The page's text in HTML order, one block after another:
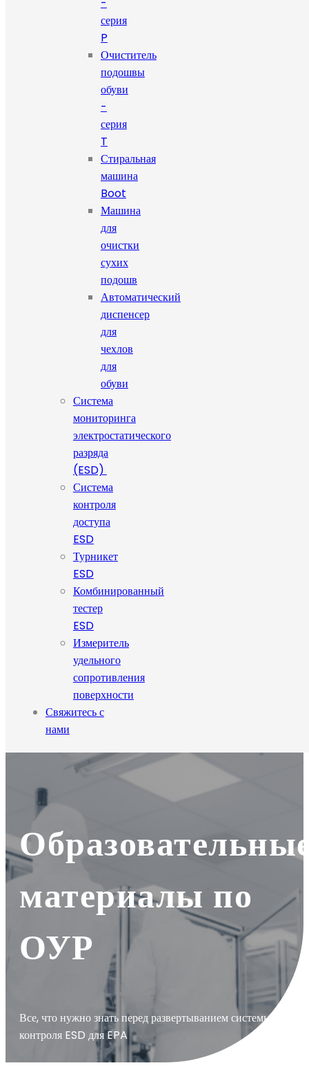
-
серия
P
Очиститель
подошвы
обуви
-
серия
T
Стиральная
машина
Boot
Машина
для
очистки
сухих
подошв
Автоматический
диспенсер
для
чехлов
для
обуви
Система
мониторинга
электростатического
разряда
(ESD)
Система
контроля
доступа
ESD
Турникет
ESD
Комбинированный
тестер
ESD
Измеритель
удельного
сопротивления
поверхности
Свяжитесь с
нами
материалы по
ОУР
Все, что нужно знать перед развертыванием системы
контроля ESD для EPA